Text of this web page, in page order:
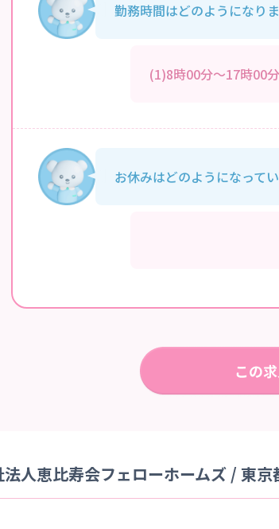
勤務時間はどのようになり
(1)8時00分～17時00
お休みはどのようになって
人恵比寿会フェローホームズ / 東京